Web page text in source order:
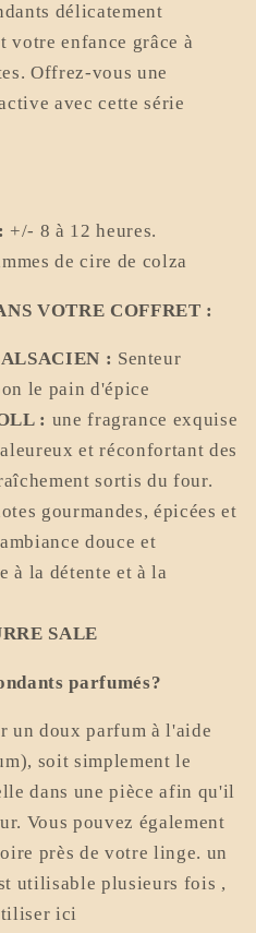
délicatement
votre enfance grâce à
Offrez-vous une
avec cette série
+/- 8 à 12 heures.
de cire de colza
VOTRE COFFRET :
: Senteur
le pain d'épice
: une fragrance exquise
et réconfortant des
sortis du four.
gourmandes, épicées et
douce et
à la détente et à la
SALE
parfumés?
un doux parfum à l'aide
soit simplement le
dans une pièce afin qu'il
Vous pouvez également
près de votre linge. un
utilisable plusieurs fois ,
ici